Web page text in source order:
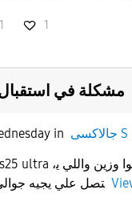
1 1
مشكلة في
in
جالاكسى S
تصل علي يجيه جوالي مقفل.. ابغى حل